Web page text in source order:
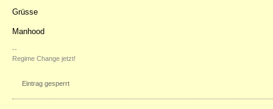
Grüsse
Manhood
--
Regime Change jetzt!
Eintrag gesperrt